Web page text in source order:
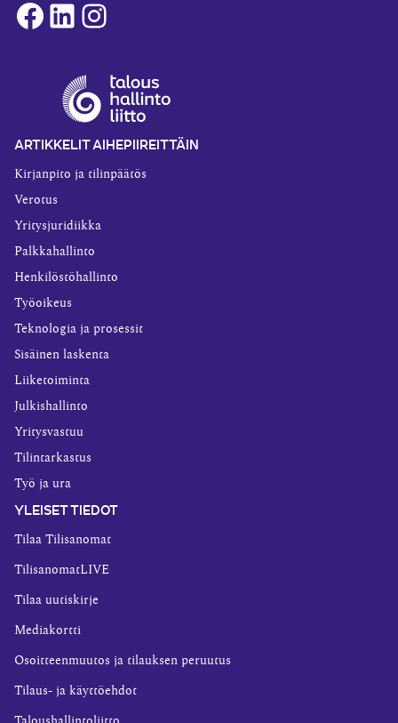
Facebook
LinkedInInstagram
ARTIKKELIT AIHEPIIREITTÄIN
Kirjanpito ja tilinpäätös
Verotus
Yritysjuridiikka
Palkkahallinto
Henkilöstöhallinto
Työoikeus
Teknologia ja prosessit
Sisäinen laskenta
Liiketoiminta
Julkishallinto
Yritysvastuu
Tilintarkastus
Työ ja ura
YLEISET TIEDOT
Tilaa Tilisanomat
TilisanomatLIVE
Tilaa uutiskirje
Mediakortti
Osoitteenmuutos ja tilauksen peruutus
Tilaus- ja käyttöehdot